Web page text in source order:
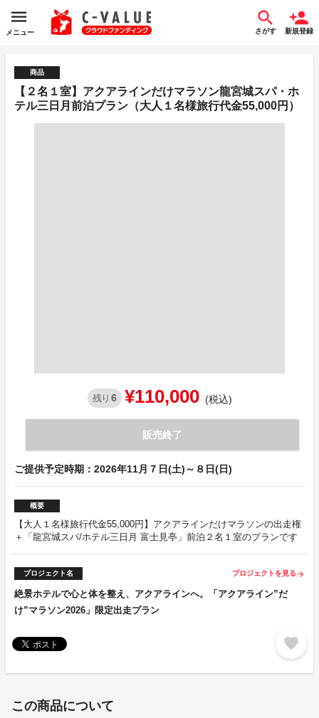
メニュー さがす 新規登録
商品
【２名１室】アクアラインだけマラソン龍宮城スパ・ホ
テル三日月前泊プラン（大人１名様旅行代金55,000円）
残り 6 ¥110,000 (税込)
販売終了
ご提供予定時期：2026年11月７日(土)～８日(日)
概要
【大人１名様旅行代金55,000円】アクアラインだけマラソンの出走権
＋「龍宮城スパ/ホテル三日月 富士見亭」前泊２名１室のプランです
プロジェクト名 プロジェクトを見る arrow_forward
絶景ホテルで心と体を整え、アクアラインへ。「アクアライン”だ
け”マラソン2026」限定出走プラン
favorite
この商品について